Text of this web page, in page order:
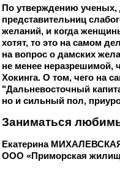
По утверждению ученых,
представительниц
желаний, и когда
хотят, то это на самом
на вопрос о дамских
не менее неразрешимой,
Хокинга. О том, чего на
"Дальневосточный
но и сильный пол,
Заниматься
Екатерина
ООО «Приморская